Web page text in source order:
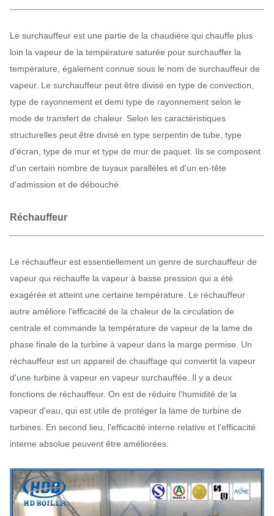
Le surchauffeur est une partie de la chaudière qui chauffe plus
loin la vapeur de la température saturée pour surchauffer la
température, également connue sous le nom de surchauffeur de
vapeur. Le surchauffeur peut être divisé en type de convection,
type de rayonnement et demi type de rayonnement selon le
mode de transfert de chaleur. Selon les caractéristiques
structurelles peut être divisé en type serpentin de tube, type
d'écran, type de mur et type de mur de paquet. Ils se composent
d'un certain nombre de tuyaux parallèles et d'un en-tête
d'admission et de débouché.
Réchauffeur
Le réchauffeur est essentiellement un genre de surchauffeur de
vapeur qui réchauffe la vapeur à basse pression qui a été
exagérée et atteint une certaine température. Le réchauffeur
autre améliore l'efficacité de la chaleur de la circulation de
centrale et commande la température de vapeur de la lame de
phase finale de la turbine à vapeur dans la marge permise. Un
réchauffeur est un appareil de chauffage qui convertit la vapeur
d'une turbine à vapeur en vapeur surchauffée. Il y a deux
fonctions de réchauffeur. On est de réduire l'humidité de la
vapeur d'eau, qui est utile de protéger la lame de turbine de
turbines. En second lieu, l'efficacité interne relative et l'efficacité
interne absolue peuvent être améliorées.